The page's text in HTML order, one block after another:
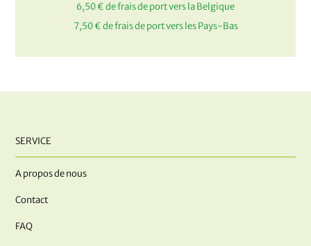
6,50 € de frais de port vers la Belgique
7,50 € de frais de port vers les Pays-Bas
SERVICE
A propos de nous
Contact
FAQ